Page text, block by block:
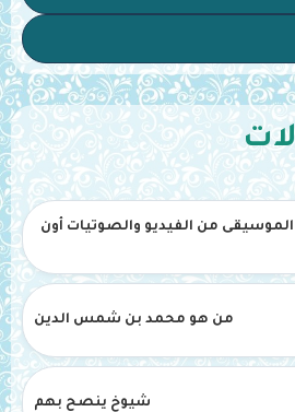
الموسيقى من الفيديو والصوتيات أون
من هو محمد بن شمس الدين
شيوخ ينصح بهم